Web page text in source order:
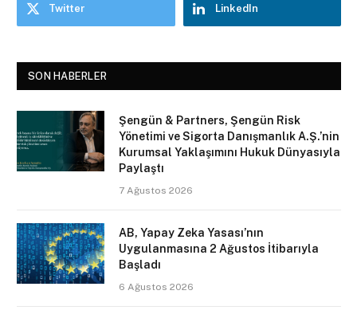
Twitter LinkedIn
SON HABERLER
Şengün & Partners, Şengün Risk
Yönetimi ve Sigorta Danışmanlık A.Ş.’nin
Kurumsal Yaklaşımını Hukuk Dünyasıyla
Paylaştı
7 Ağustos 2026
AB, Yapay Zeka Yasası’nın
Uygulanmasına 2 Ağustos İtibarıyla
Başladı
6 Ağustos 2026